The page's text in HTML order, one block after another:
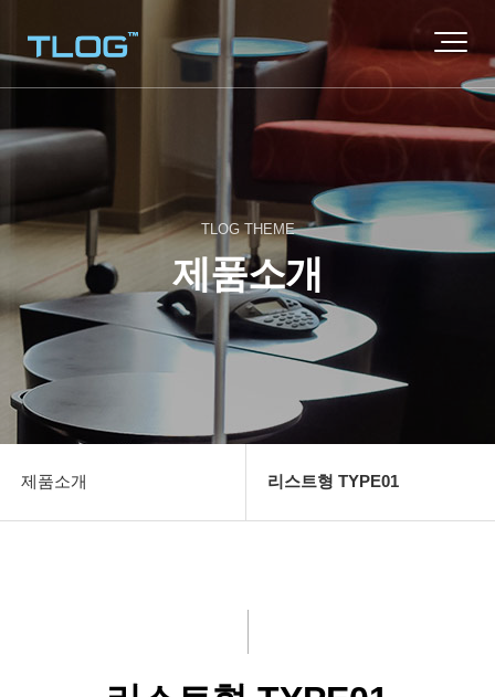
TLOG THEME
제품소개
제품소개 리스트형 TYPE01